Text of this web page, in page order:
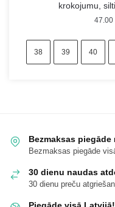
krokojumu,
47.00
38 39 40
Bezmaksas piegāde
Bezmaksas piegāde
30 dienu naudas
30 dienu preču